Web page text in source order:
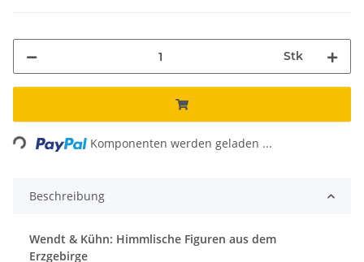
Stk
Loading... Komponenten werden geladen ...
Beschreibung
Wendt & Kühn: Himmlische Figuren aus dem
Erzgebirge